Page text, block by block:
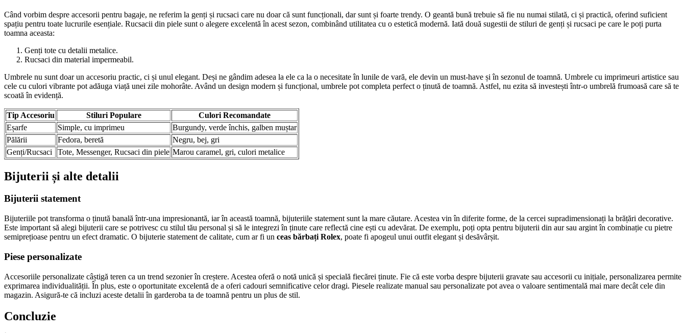
Când vorbim despre accesorii pentru bagaje, ne referim la genți și rucsaci care nu doar că sunt funcționali, dar sunt și foarte trendy. O geantă bună trebuie să fie nu numai stilată, ci și practică, oferind suficient
spațiu pentru toate lucrurile esențiale. Rucsacii din piele sunt o alegere excelentă în acest sezon, combinând utilitatea cu o estetică modernă. Iată două sugestii de stiluri de genți și rucsaci pe care le poți purta
toamna aceasta:
Genți tote cu detalii metalice.
Rucsaci din material impermeabil.
Umbrele nu sunt doar un accesoriu practic, ci și unul elegant. Deși ne gândim adesea la ele ca la o necesitate în lunile de vară, ele devin un must-have și în sezonul de toamnă. Umbrele cu imprimeuri artistice sau
cele cu culori vibrante pot adăuga viață unei zile mohorâte. Având un design modern și funcțional, umbrele pot completa perfect o ținută de toamnă. Astfel, nu ezita să investești într-o umbrelă frumoasă care să te
scoată în evidență.
Tip Accesoriu Stiluri Populare
Culori Recomandate
Eșarfe
Simple, cu imprimeu
Burgundy, verde închis, galben muștar
Pălării
Fedora, beretă
Negru, bej, gri
Genți/Rucsaci
Tote, Messenger, Rucsaci din piele Marou caramel, gri, culori metalice
Bijuterii și alte detalii
Bijuterii statement
Bijuteriile pot transforma o ținută banală într-una impresionantă, iar în această toamnă, bijuteriile statement sunt la mare căutare. Acestea vin în diferite forme, de la cercei supradimensionați la brățări decorative.
Este important să alegi bijuterii care se potrivesc cu stilul tău personal și să le integrezi în ținute care reflectă cine ești cu adevărat. De exemplu, poți opta pentru bijuterii din aur sau argint în combinație cu pietre
semiprețioase pentru un efect dramatic. O bijuterie statement de calitate, cum ar fi un ceas bărbați Rolex, poate fi apogeul unui outfit elegant și desăvârșit.
Piese personalizate
Accesoriile personalizate câștigă teren ca un trend sezonier în creștere. Acestea oferă o notă unică și specială fiecărei ținute. Fie că este vorba despre bijuterii gravate sau accesorii cu inițiale, personalizarea permite
exprimarea individualității. În plus, este o oportunitate excelentă de a oferi cadouri semnificative celor dragi. Piesele realizate manual sau personalizate pot avea o valoare sentimentală mai mare decât cele din
magazin. Asigură-te că incluzi aceste detalii în garderoba ta de toamnă pentru un plus de stil.
Concluzie